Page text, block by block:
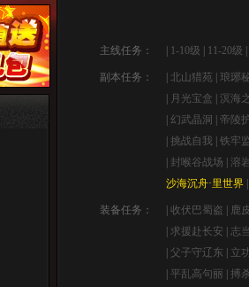
主线任务： 1-10级 11-20级
副本任务： |北山猎苑 |琅琊
月光宝盒 |溟海
|幻武晶洞 |帝陵
|挑战自我 |铁牢
封喉谷战场 |溶
沙海沉舟·里世界
装备任务： |收伏巴蜀盗
鹿
|求援赴长安 |志
|父子守辽东
立
|平乱高句丽 |搏